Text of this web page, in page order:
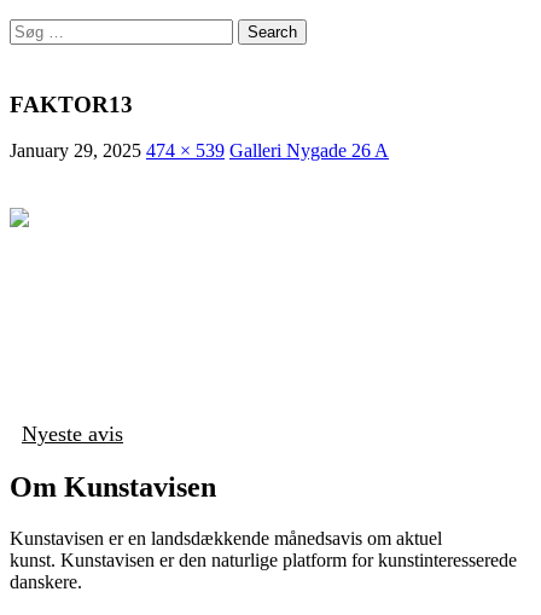
Search
for:
FAKTOR13
January 29, 2025 474 × 539 Galleri Nygade 26 A
Nyeste avis
Om Kunstavisen
Kunstavisen er en landsdækkende månedsavis om aktuel
kunst. Kunstavisen er den naturlige platform for kunstinteresserede
danskere.